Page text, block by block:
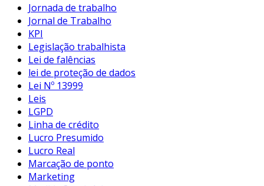
Jornada de trabalho
Jornal de Trabalho
KPI
Legislação trabalhista
Lei de falências
lei de proteção de dados
Lei Nº 13999
Leis
LGPD
Linha de crédito
Lucro Presumido
Lucro Real
Marcação de ponto
Marketing